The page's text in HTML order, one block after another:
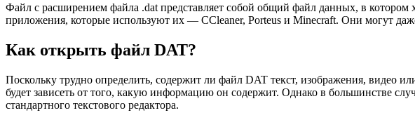
Файл с расширением файла .dat представляет собой общий файл данных, в
приложения, которые используют их — CCleaner, Porteus и Minecraft. Они могут
Как открыть файл DAT?
Поскольку трудно определить, содержит ли файл DAT текст, изображения, видео
будет зависеть от того, какую информацию он содержит. Однако в большинстве
стандартного текстового редактора.